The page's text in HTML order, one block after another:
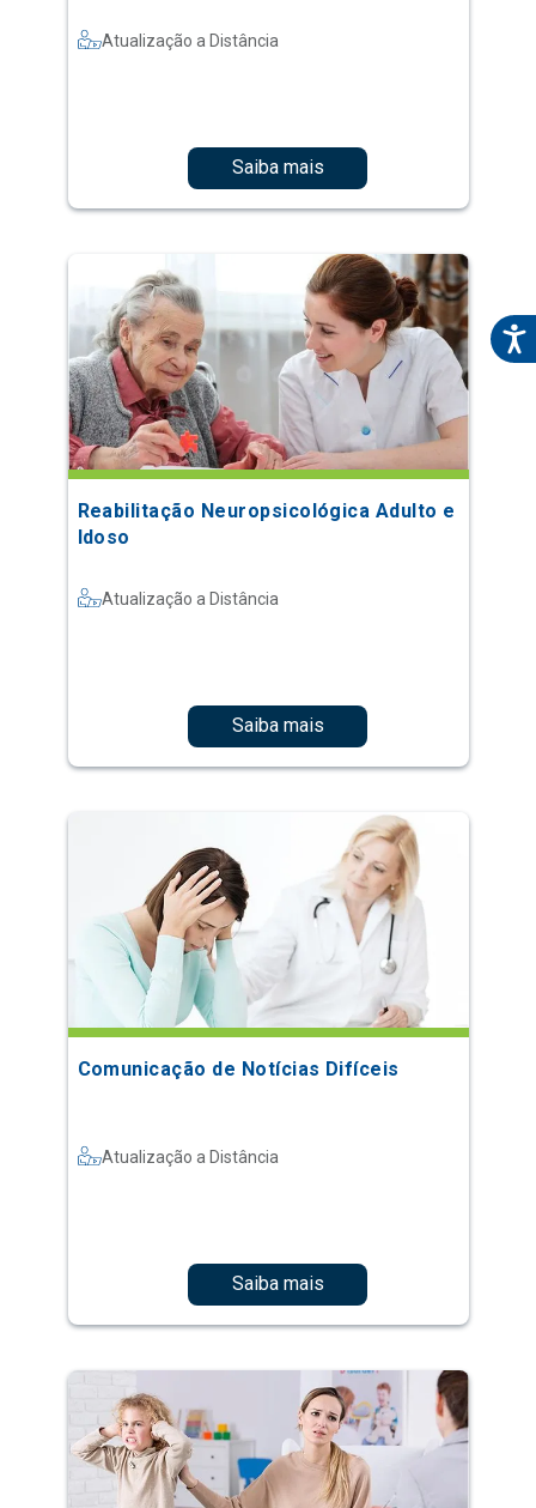
Atualização a Distância
Saiba mais
Reabilitação Neuropsicológica Adulto e
Idoso
Atualização a Distância
Saiba mais
Comunicação de Notícias Difíceis
Atualização a Distância
Saiba mais